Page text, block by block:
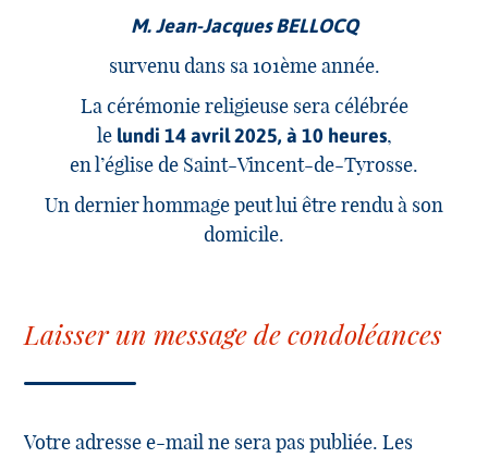
M. Jean-Jacques BELLOCQ
survenu dans sa 101ème année.
La cérémonie religieuse sera célébrée
le lundi 14 avril 2025, à 10 heures,
en l’église de Saint-Vincent-de-Tyrosse.
Un dernier hommage peut lui être rendu à son
domicile.
Laisser un message de condoléances
Votre adresse e-mail ne sera pas publiée. Les